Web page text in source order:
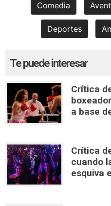
Comedia
Deportes
Te puede interesar
Crítica
a base
Crítica
cuando
esquiva